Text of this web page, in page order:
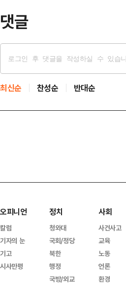
댓글
최신순 찬성순 반대순
오피니언
칼럼
기자의 눈
기고
시사만평
정치
청와대
국회/정당
북한
행정
국방/외교
사회
사건사고
교육
노동
언론
환경